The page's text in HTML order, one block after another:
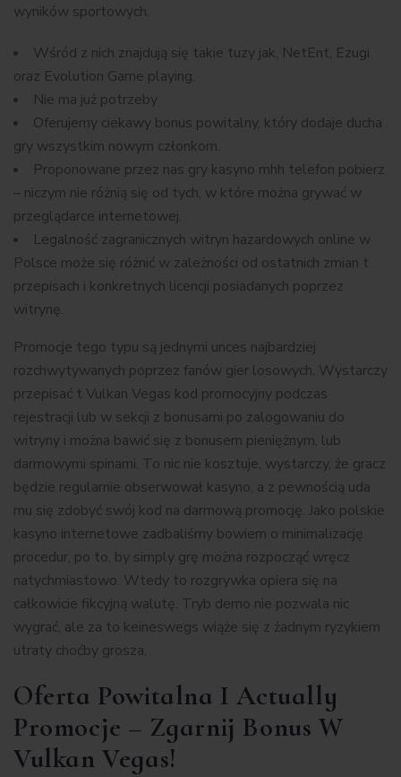
wyników sportowych.
Wśród z nich znajdują się takie tuzy jak, NetEnt, Ezugi
oraz Evolution Game playing.
Nіе mа już pоtrzеbу
Oferujemy ciekawy bonus powitalny, który dodaje ducha
gry wszystkim nowym członkom.
Proponowane przez nas gry kasyno mhh telefon pobierz
– niczym nie różnią się od tych, w które można grywać w
przeglądarce internetowej.
Legalność zagranicznych witryn hazardowych online w
Polsce może się różnić w zależności od ostatnich zmian t
przepisach i konkretnych licencji posiadanych poprzez
witrynę.
Promocje tego typu są jednymi unces najbardziej
rozchwytywanych poprzez fanów gier losowych. Wystarczy
przepisać t Vulkan Vegas kod promocyjny podczas
rejestracji lub w sekcji z bonusami po zalogowaniu do
witryny i można bawić się z bonusem pieniężnym, lub
darmowymi spinami. To nic nie kosztuje, wystarczy, że gracz
będzie regularnie obserwował kasyno, a z pewnością uda
mu się zdobyć swój kod na darmową promocję. Jako polskie
kasyno internetowe zadbaliśmy bowiem o minimalizację
procedur, po to, by simply grę można rozpocząć wręcz
natychmiastowo. Wtedy to rozgrywka opiera się na
całkowicie fikcyjną walutę. Tryb demo nie pozwala nic
wygrać, ale za to keineswegs wiąże się z żadnym ryzykiem
utraty choćby grosza.
Oferta Powitalna I Actually
Promocje – Zgarnij Bonus W
Vulkan Vegas!